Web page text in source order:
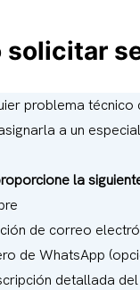
solicitar
problema
a un
la
de correo
de WhatsApp
detallada